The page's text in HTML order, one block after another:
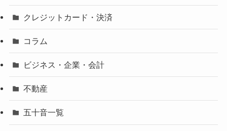
クレジットカード・決済
コラム
ビジネス・企業・会計
不動産
五十音一覧